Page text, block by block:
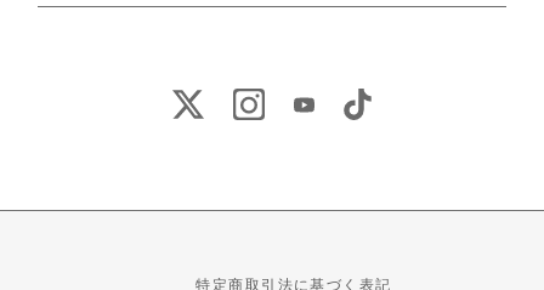
特定商取引法に基づく表記